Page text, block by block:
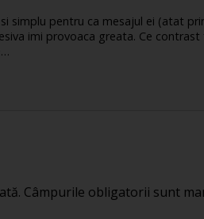
simplu pentru ca mesajul ei (atat
imi provoaca greata. Ce
Câmpurile obligatorii sunt